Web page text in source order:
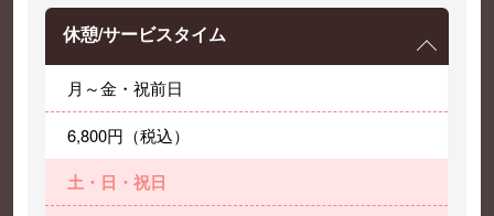
休憩/サービスタイム
月～金・祝前日
6,800円（税込）
土・日・祝日